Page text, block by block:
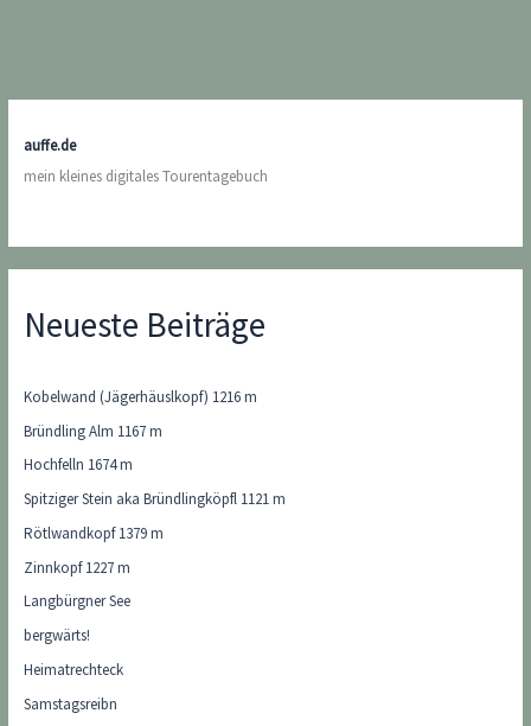
auffe.de
mein kleines digitales Tourentagebuch
Neueste Beiträge
Kobelwand (Jägerhäuslkopf) 1216 m
Bründling Alm 1167 m
Hochfelln 1674 m
Spitziger Stein aka Bründlingköpfl 1121 m
Rötlwandkopf 1379 m
Zinnkopf 1227 m
Langbürgner See
bergwärts!
Heimatrechteck
Samstagsreibn